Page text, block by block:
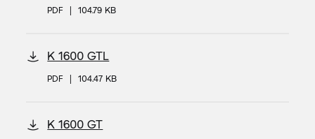
PDF | 104.79 KB
K 1600 GTL
PDF | 104.47 KB
K 1600 GT